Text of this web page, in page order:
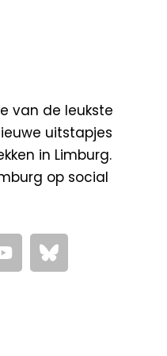
van de leukste
uitstapjes
in Limburg.
op social
Y
o
u